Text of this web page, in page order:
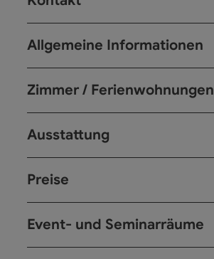
Allgemeine Informationen
Zimmer / Ferienwohnungen
Ausstattung
Preise
Event- und Seminarräume